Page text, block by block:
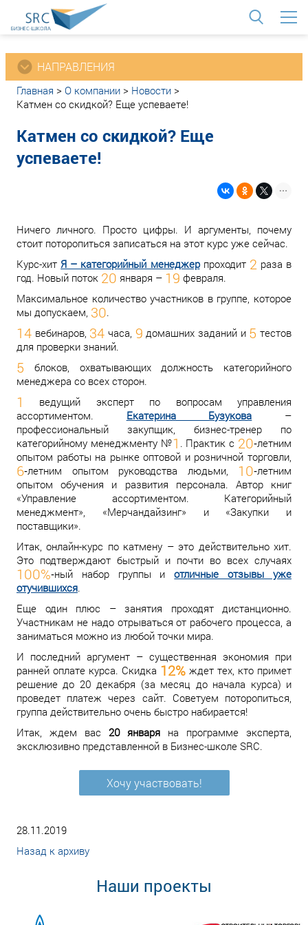
НАПРАВЛЕНИЯ
Главная > О компании > Новости >
Катмен со скидкой? Еще успеваете!
Катмен со скидкой? Еще
успеваете!
Ничего личного. Просто цифры. И аргументы, почему
стоит поторопиться записаться на этот курс уже сейчас.
Курс-хитЯ – категорийный менеджерпроходит 2 раза в
год. Новый поток 20 января – 19 февраля.
Максимальное количество участников в группе, которое
мы допускаем, 30.
14 вебинаров, 34 часа, 9 домашних заданий и 5 тестов
для проверки знаний.
5 блоков, охватывающих должность категорийного
менеджера со всех сторон.
1
ведущий эксперт по вопросам управления
ассортиментом. Екатерина Бузукова –
профессиональный закупщик, бизнес-тренер по
категорийному менеджменту №1 . Практик с 20‑летним
опытом работы на рынке оптовой и розничной торговли,
6‑летним опытом руководства людьми, 10‑летним
опытом обучения и развития персонала. Автор книг
«Управление ассортиментом. Категорийный
менеджмент», «Мерчандайзинг» и «Закупки и
поставщики».
Итак, онлайн-курс по катмену – это действительно хит.
Это подтверждают быстрый и почти во всех случаях
100%‑ный набор группы иотличные отзывы уже
отучившихся.
Еще один плюс – занятия проходят дистанционно.
Участникам не надо отрываться от рабочего процесса, а
заниматься можно из любой точки мира.
И последний аргумент – существенная экономия при
ранней оплате курса. Скидка 12% ждет тех, кто примет
решение до 20 декабря (за месяц до начала курса) и
проведет платеж через сайт. Советуем поторопиться,
группа действительно очень быстро набирается!
Итак, ждем вас 20 января на программе эксперта,
эксклюзивно представленной в Бизнес-школе SRC.
Хочу участвовать!
28.11.2019
Назад к архиву
Наши проекты